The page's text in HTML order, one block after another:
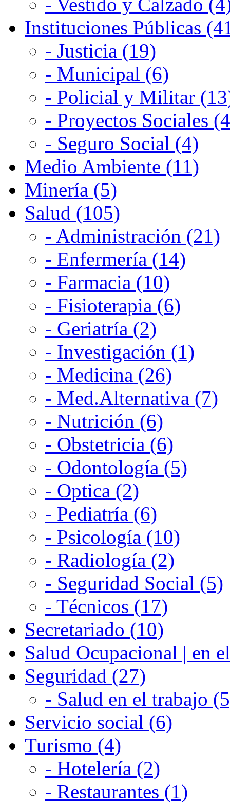
Instituciones Públicas
- Justicia (19)
- Municipal (6)
- Policial y Militar
- Proyectos Sociales
- Seguro Social (4)
Medio Ambiente (11)
Minería (5)
Salud (105)
- Administración (21)
- Enfermería (14)
- Farmacia (10)
- Fisioterapia (6)
- Geriatría (2)
- Investigación (1)
- Medicina (26)
- Med.Alternativa (7)
- Nutrición (6)
- Obstetricia (6)
- Odontología (5)
- Optica (2)
- Pediatría (6)
- Psicología (10)
- Radiología (2)
- Seguridad Social (5)
- Técnicos (17)
Secretariado (10)
Salud Ocupacional | en
Seguridad (27)
- Salud en el trabajo
Servicio social (6)
Turismo (4)
- Hotelería (2)
- Restaurantes (1)